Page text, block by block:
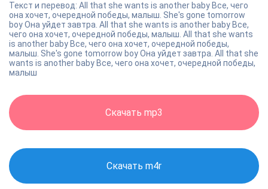
Текст и перевод: All that she wants is another baby Все, чего
она хочет, очередной победы, малыш. She's gone tomorrow
boy Она уйдет завтра. All that she wants is another baby Все,
чего она хочет, очередной победы, малыш. All that she wants
is another baby Все, чего она хочет, очередной победы,
малыш. She's gone tomorrow boy Она уйдет завтра. All that she
wants is another baby Все, чего она хочет, очередной победы,
малыш
Скачать mp3
Скачать m4r